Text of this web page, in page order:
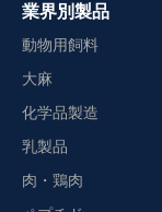
業界別製品
動物用飼料
大麻
化学品製造
乳製品
肉・鶏肉